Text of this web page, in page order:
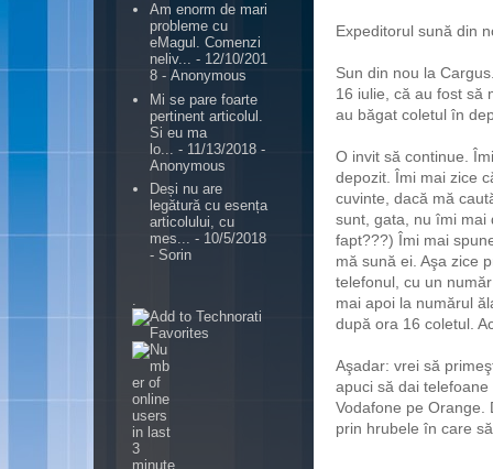
Expeditorul sună din
Sun din nou la
16 iulie, că au fost să
au băgat coletul în
O invit să continue.
depozit. Îmi mai zice
cuvinte, dacă mă
sunt, gata, nu îmi mai
fapt???) Îmi mai
mă sună ei. Aşa zice
telefonul, cu un
mai apoi la numărul
după ora 16 coletul.
Aşadar: vrei să
apuci să dai
Vodafone pe Orange.
prin hrubele în care
Am enorm de mari
probleme cu
eMagul. Comenzi
neliv... - 12/10/201
8 - Anonymous
Mi se pare foarte
pertinent articolul.
Si eu ma
lo...
- 11/13/2018 -
Anonymous
Deși nu are
legătură cu esența
articolului, cu
mes... - 10/5/2018
- Sorin